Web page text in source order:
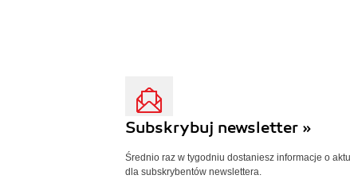
Subskrybuj newsletter »
Średnio raz w tygodniu dostaniesz informacje o
dla subskrybentów newslettera.